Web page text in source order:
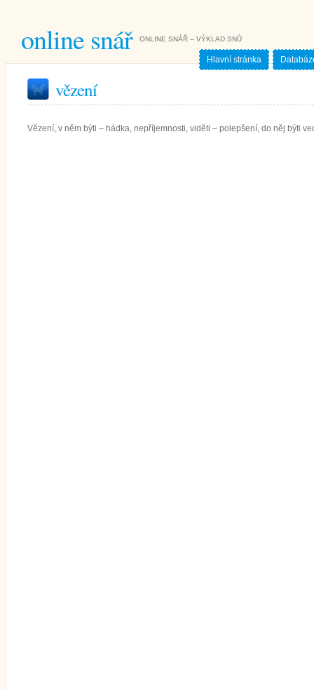
online snář ONLINE SNÁŘ – VÝKLAD SNŮ
Hlavní stránka
vězení
Vězení, v něm býti – hádka, nepříjemnosti, viděti – polepšení, do něj býti